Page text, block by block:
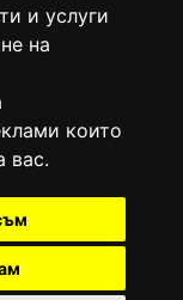
и услуги
на
които
вас.
в националния
национална
за марка